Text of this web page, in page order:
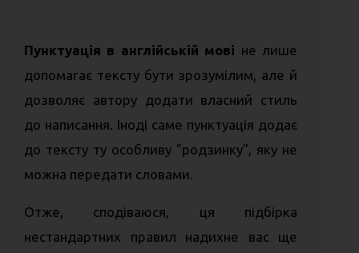
Пунктуація в англійській мові не лише
допомагає тексту бути зрозумілим, але й
дозволяє автору додати власний стиль
до написання. Іноді саме пунктуація додає
до тексту ту особливу "родзинку", яку не
можна передати словами.
Отже, сподіваюся, ця підбірка
нестандартних правил надихне вас ще